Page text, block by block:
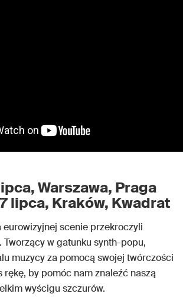
Warszawa, Praga
lipca, Kraków, Kwadrat
eurowizyjnej scenie przekroczyli
w gatunku synth-popu,
muzycy za pomocą swojej twórczości
rękę, by pomóc nam znaleźć naszą
wyścigu szczurów.